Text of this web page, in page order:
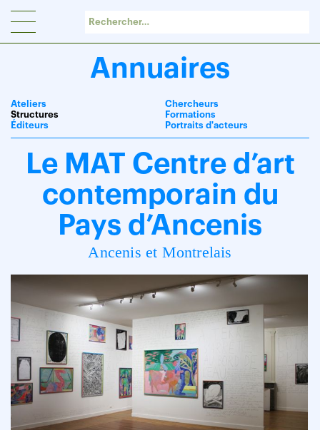
Annuaires
Ateliers
Structures
Éditeurs
Chercheurs
Formations
Portraits d'acteurs
Le MAT Centre d’art
contemporain du
Pays d’Ancenis
Ancenis et Montrelais